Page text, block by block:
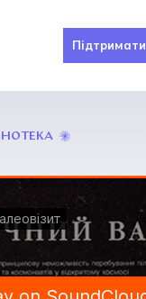
Підтримати
ВАКУУМ